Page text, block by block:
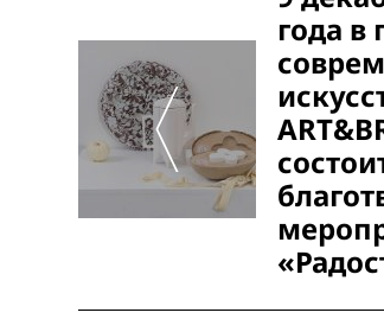
Navigationгода в